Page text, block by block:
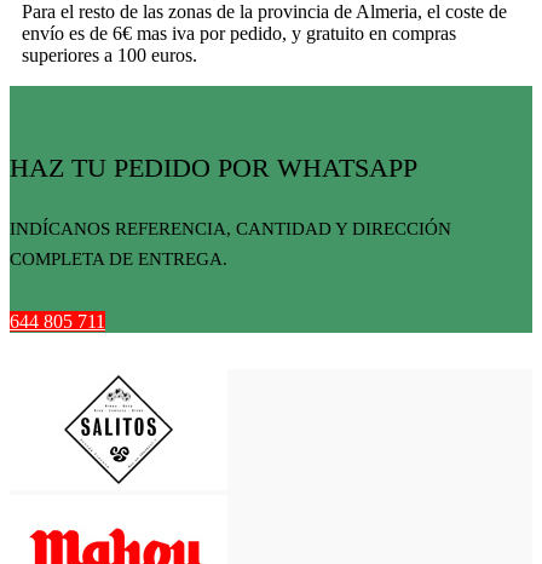
Para el resto de las zonas de la provincia de Almeria, el coste de
envío es de 6€ mas iva por pedido, y gratuito en compras
superiores a 100 euros.
HAZ TU PEDIDO POR WHATSAPP
INDÍCANOS REFERENCIA, CANTIDAD Y DIRECCIÓN
COMPLETA DE ENTREGA.
644 805 711